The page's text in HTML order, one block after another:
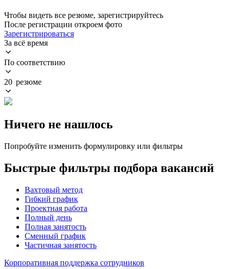
Чтобы видеть все резюме, зарегистрируйтесь
После регистрации откроем фото
Зарегистрироваться
За всё время
По соответствию
20 резюме
Ничего не нашлось
Попробуйте изменить формулировку или фильтры
Быстрые фильтры подбора вакансий
Вахтовый метод
Гибкий график
Проектная работа
Полный день
Полная занятость
Сменный график
Частичная занятость
Корпоративная поддержка сотрудников